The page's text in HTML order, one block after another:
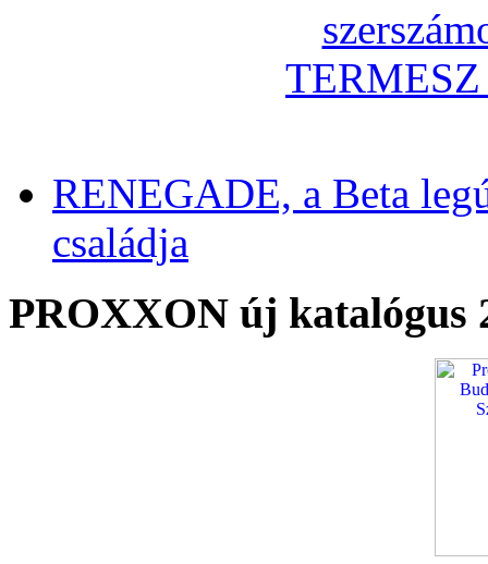
RENEGADE, a Beta
családja
PROXXON új katalógus